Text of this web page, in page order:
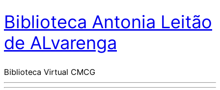
Biblioteca Antonia Leitão
de ALvarenga
Biblioteca Virtual CMCG